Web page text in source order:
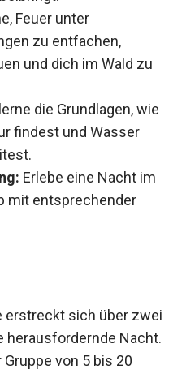
beibringt.
Feuer unter
zu entfachen,
und dich im Wald zu
die Grundlagen,
findest und
Erlebe eine Nacht im
mit entsprechender
erstreckt sich über
eine herausfordernde